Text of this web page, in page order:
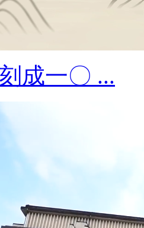
成一〇 ...